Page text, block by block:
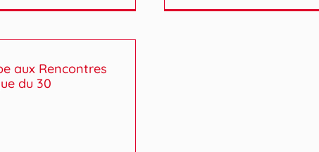
aux Rencontres
du 30